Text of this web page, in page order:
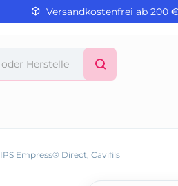
Versandkostenfrei ab 200 €
IPS Empress® Direct, Cavifils